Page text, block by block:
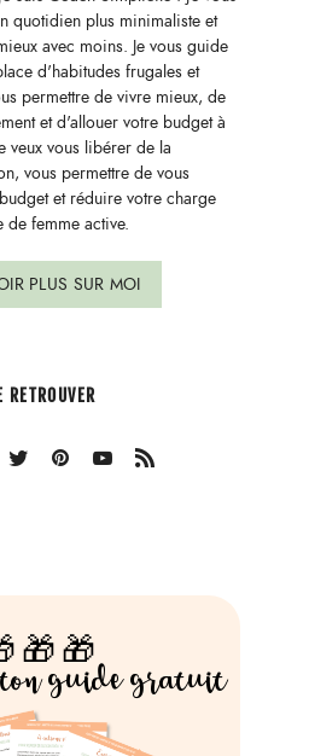
quotidien plus minimaliste et
avec moins. Je vous guide
d'habitudes frugales et
permettre de vivre mieux, de
et d'allouer votre budget à
veux vous libérer de la
vous permettre de vous
et réduire votre charge
de femme active.
PLUS SUR MOI
RETROUVER